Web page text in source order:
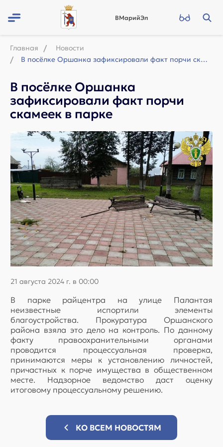
ВМарийЭл
Главная
Новости
В посёлке Оршанка зафиксировали факт порчи скамеек в парке
В посёлке Оршанка
зафиксировали факт порчи
скамеек в парке
21 августа 2024 г. в 00:00
В парке райцентра на улице Палантая
неизвестные испортили элементы
благоустройства. Прокуратура Оршанского
района взяла это дело на контроль. По данному
факту правоохранительными органами
проводится процессуальная проверка,
принимаются меры к установлению личностей,
причастных к порче имущества в общественном
месте. Надзорное ведомство даст оценку
итоговому процессуальному решению.
КО ВСЕМ НОВОСТЯМ